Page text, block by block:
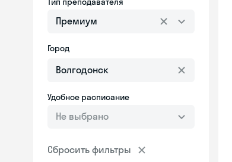
Премиум
Город
Удобное расписание
Не выбрано
Сбросить фильтры